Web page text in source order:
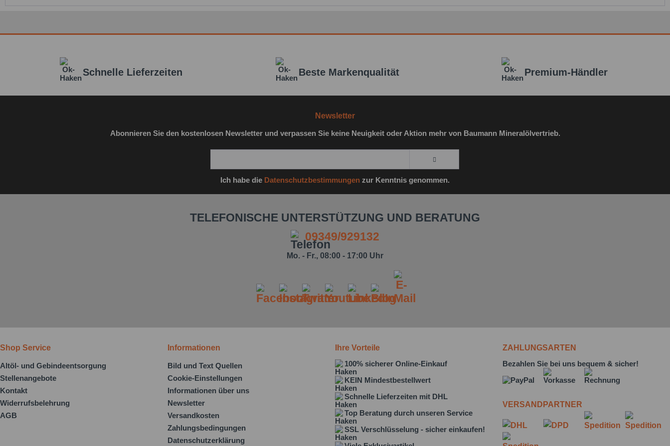
Schnelle Lieferzeiten Beste Markenqualität Premium-Händler
Newsletter
Abonnieren Sie den kostenlosen Newsletter und verpassen Sie keine Neuigkeit oder Aktion mehr von Baumann Mineralölvertrieb.
Ich habe die Datenschutzbestimmungen zur Kenntnis genommen.
TELEFONISCHE UNTERSTÜTZUNG UND BERATUNG
09349/929132
Mo. - Fr., 08:00 - 17:00 Uhr
Shop Service
Altöl- und Gebindeentsorgung
Stellenangebote
Kontakt
Widerrufsbelehrung
AGB
Informationen
Bild und Text Quellen
Cookie-Einstellungen
Informationen über uns
Newsletter
Versandkosten
Zahlungsbedingungen
Datenschutzerklärung
Ihre Vorteile
100% sicherer Online-Einkauf
KEIN Mindestbestellwert
Schnelle Lieferzeiten mit DHL
Top Beratung durch unseren Service
SSL Verschlüsselung - sicher einkaufen!
ZAHLUNGSARTEN
Bezahlen Sie bei uns bequem & sicher!
VERSANDPARTNER